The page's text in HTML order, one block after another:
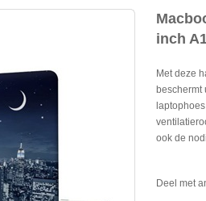
inch
Met deze
beschermt
ook de
Deel met